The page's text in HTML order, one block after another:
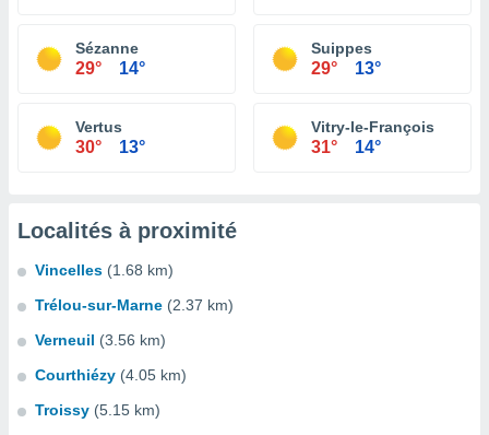
Sézanne
29° 14°
Suippes
29° 13°
Vertus
30° 13°
Vitry-le-François
31° 14°
Localités à proximité
Vincelles (1.68 km)
Trélou-sur-Marne (2.37 km)
Verneuil (3.56 km)
Courthiézy (4.05 km)
Troissy (5.15 km)